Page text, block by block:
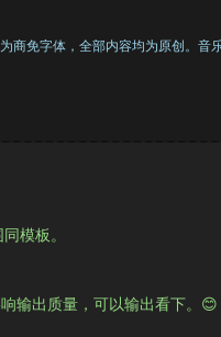
免字体，全部内容均为原创。音
模板。
输出质量，可以输出看下。 😊